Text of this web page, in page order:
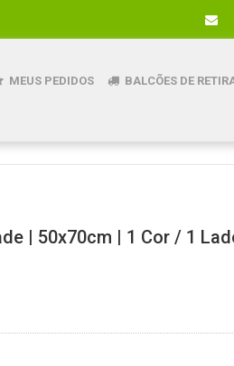
MEUS PEDIDOS BALCÕES DE
| 50x70cm | 1 Cor / 1